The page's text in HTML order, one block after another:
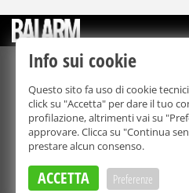
©Copyright
Bmedia Srl-
La riproduzione totale o parziale
forma, su qualsiasi
Balarm.it è una testata
Tribunale di Palermo
Direttore responsabile:
Info sui cookie
Questo sito fa uso di cookie
click su "Accetta" per dare il tuo
profilazione, altrimenti vai su
approvare. Clicca su "Continua
prestare alcun consenso.
ACCETTA Preferenze